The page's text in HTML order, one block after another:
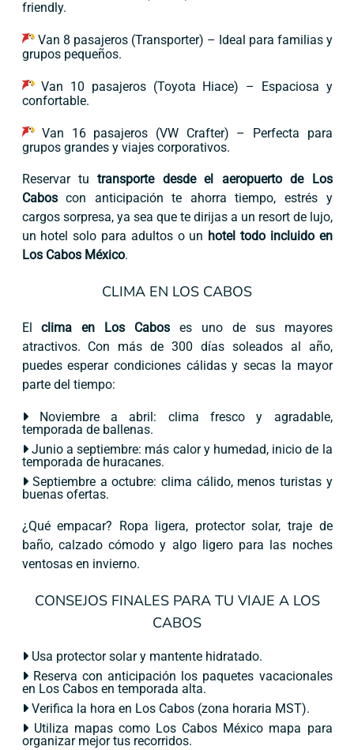
friendly.
Van 8 pasajeros (Transporter) – Ideal para familias y
grupos pequeños.
Van 10 pasajeros (Toyota Hiace) – Espaciosa y
confortable.
Van 16 pasajeros (VW Crafter) – Perfecta para
grupos grandes y viajes corporativos.
Reservar tutransporte desde el aeropuerto de Los
Caboscon anticipación te ahorra tiempo, estrés y
cargos sorpresa, ya sea que te dirijas a un resort de lujo,
un hotel solo para adultos o un hotel todo incluido en
Los Cabos México.
CLIMA EN LOS CABOS
Elclima en Los Cabos es uno de sus mayores
atractivos. Con más de 300 días soleados al año,
puedes esperar condiciones cálidas y secas la mayor
parte del tiempo:
Noviembre a abril: clima fresco y agradable,
temporada de ballenas.
Junio a septiembre: más calor y humedad, inicio de la
temporada de huracanes.
Septiembre a octubre: clima cálido, menos turistas y
buenas ofertas.
¿Qué empacar? Ropa ligera, protector solar, traje de
baño, calzado cómodo y algo ligero para las noches
ventosas en invierno.
CONSEJOS FINALES PARA TU VIAJE A LOS
CABOS
Usa protector solar y mantente hidratado.
Reserva con anticipación los paquetes vacacionales
en Los Cabos en temporada alta.
Verifica la hora en Los Cabos (zona horaria MST).
Utiliza mapas como Los Cabos México mapa para
organizar mejor tus recorridos.